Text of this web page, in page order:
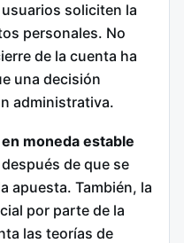
soliciten la
personales. No
de la cuenta ha
una decisión
administrativa.
moneda estable
de que se
apuesta. También, la
por parte de la
las teorías de